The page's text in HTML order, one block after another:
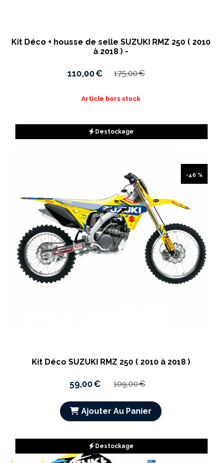
Kit Déco + housse de selle SUZUKI RMZ 250 ( 2010
à 2018 ) -
110,00€ 175,00€
Article hors stock
Destockage
-46 %
Kit Déco SUZUKI RMZ 250 ( 2010 à 2018 )
59,00€ 109,00€
Ajouter Au Panier
Destockage